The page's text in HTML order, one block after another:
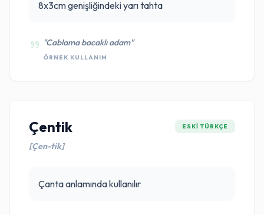
8x3cm genişliğindeki yarı tahta
"Cablama bacaklı adam"
ÖRNEK KULLANIM
Çentik
[Çen-tik]
ESKI TÜRKÇE
Çanta anlamında kullanılır